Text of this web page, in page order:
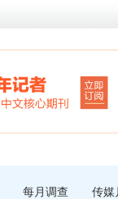
每月调查 传媒